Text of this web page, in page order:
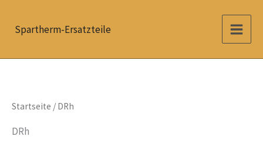
InhaltSpartherm-Ersatzteile
Startseite / DRh
DRh